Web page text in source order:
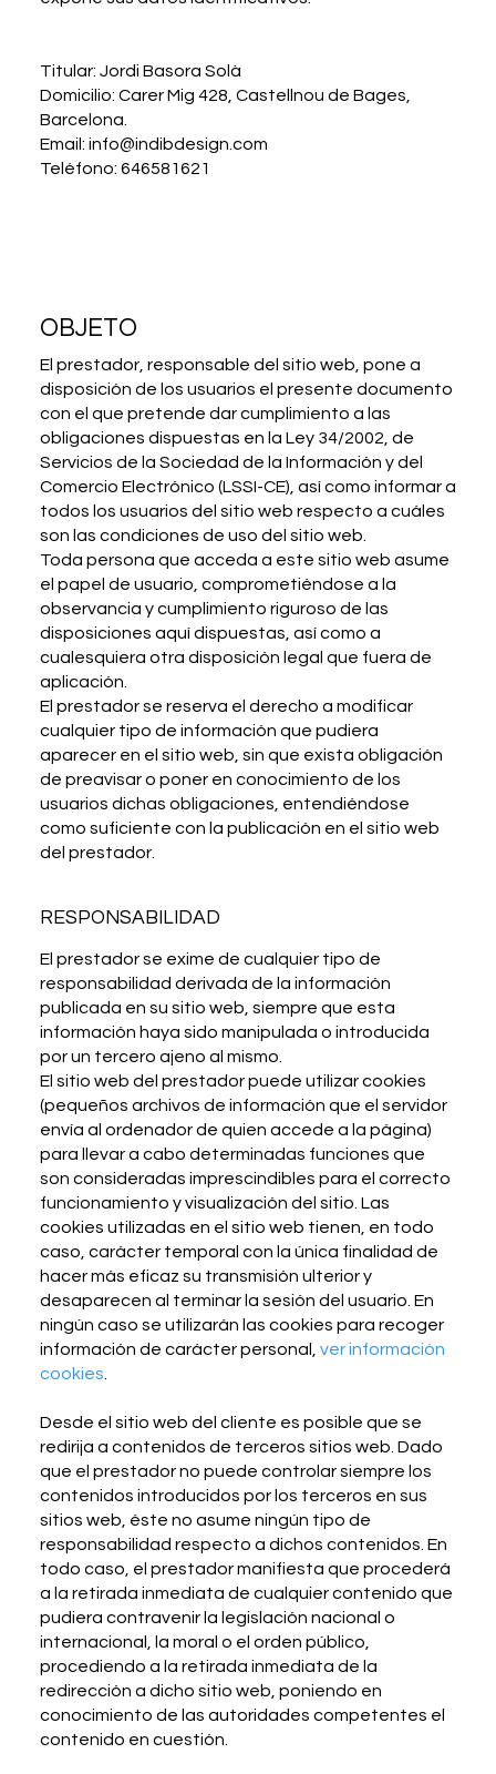
Titular: Jordi Basora Solà
Domicilio: Carer Mig 428, Castellnou de Bages,
Barcelona.
Email: info@indibdesign.com
Teléfono: 646581621
El prestador, responsable del sitio web, pone a
disposición de los usuarios el presente documento
con el que pretende dar cumplimiento a las
obligaciones dispuestas en la Ley 34/2002, de
Servicios de la Sociedad de la Información y del
Comercio Electrónico (LSSI-CE), así como informar a
todos los usuarios del sitio web respecto a cuáles
son las condiciones de uso del sitio web.
Toda persona que acceda a este sitio web asume
el papel de usuario, comprometiéndose a la
observancia y cumplimiento riguroso de las
disposiciones aquí dispuestas, así como a
cualesquiera otra disposición legal que fuera de
aplicación.
El prestador se reserva el derecho a modificar
cualquier tipo de información que pudiera
aparecer en el sitio web, sin que exista obligación
de preavisar o poner en conocimiento de los
usuarios dichas obligaciones, entendiéndose
como suficiente con la publicación en el sitio web
del prestador.
OBJETO
RESPONSABILIDAD
El prestador se exime de cualquier tipo de
responsabilidad derivada de la información
publicada en su sitio web, siempre que esta
información haya sido manipulada o introducida
por un tercero ajeno al mismo.
El sitio web del prestador puede utilizar cookies
(pequeños archivos de información que el servidor
envía al ordenador de quien accede a la página)
para llevar a cabo determinadas funciones que
son consideradas imprescindibles para el correcto
funcionamiento y visualización del sitio. Las
cookies utilizadas en el sitio web tienen, en todo
caso, carácter temporal con la única finalidad de
hacer más eficaz su transmisión ulterior y
desaparecen al terminar la sesión del usuario. En
ningún caso se utilizarán las cookies para recoger
información de carácter personal,
ver información
cookies
Desde el sitio web del cliente es posible que se
redirija a contenidos de terceros sitios web. Dado
que el prestador no puede controlar siempre los
contenidos introducidos por los terceros en sus
sitios web, éste no asume ningún tipo de
responsabilidad respecto a dichos contenidos. En
todo caso, el prestador manifiesta que procederá
a la retirada inmediata de cualquier contenido que
pudiera contravenir la legislación nacional o
internacional, la moral o el orden público,
procediendo a la retirada inmediata de la
redirección a dicho sitio web, poniendo en
conocimiento de las autoridades competentes el
contenido en cuestión.